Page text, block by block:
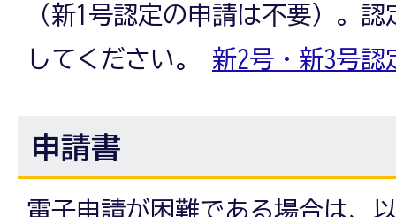
（新1号認定の申請は不要）。
してください。 新2号・新3号認
申請書
電子申請が困難である場合は、